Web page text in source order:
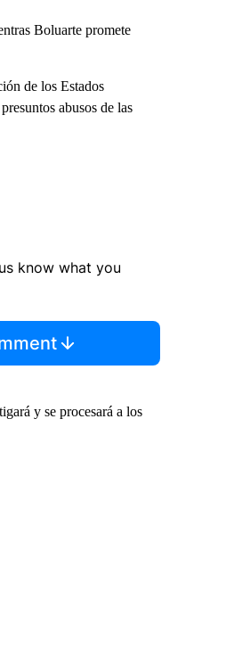
Boluarte promete
de los Estados
abusos de las
know what you
y se procesará a los